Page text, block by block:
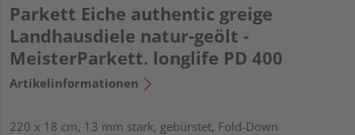
Parkett Eiche authentic greige
Landhausdiele natur-geölt -
MeisterParkett. longlife PD 400
Artikelinformationen
220 x 18 cm, 13 mm stark, gebürstet, Fold-Down